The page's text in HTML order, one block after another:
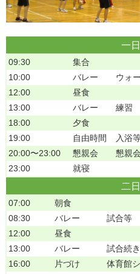
一
09:30
集合
10:00
バレー
ウォ
12:00
昼食
13:00
バレー
練習
18:00
夕食
19:00
自由時間
入浴
20:00〜23:00
懇親会
懇親
23:00
就寝
二
07:00
朝食
08:30
バレー
試合等
12:00
昼食
13:00
バレー
試合続き
16:00
片づけ
体育館